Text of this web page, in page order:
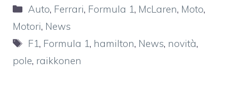
Categorie
Auto, Ferrari, Formula 1, McLaren, Moto,
Motori, News
Tag
F1, Formula 1, hamilton, News, novità,
pole, raikkonen